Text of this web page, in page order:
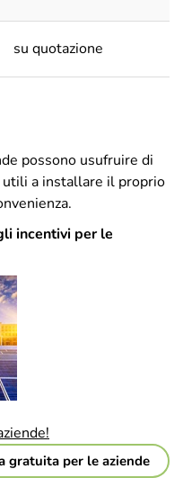
su quotazione
possono usufruire di
utili a installare il proprio
incentivi per le
gratuita per le aziende